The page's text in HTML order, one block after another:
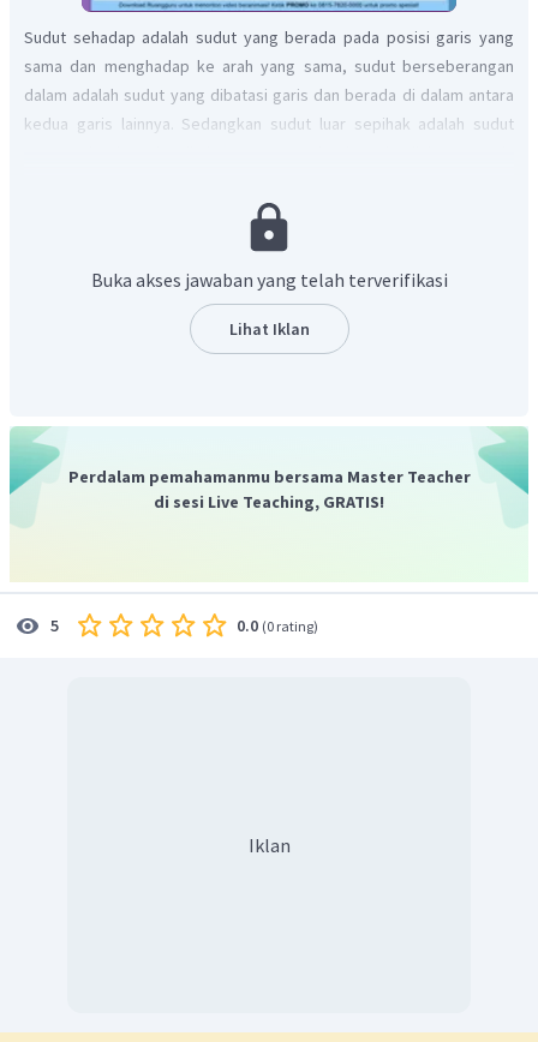
Sudut sehadap adalah sudut yang berada pada posisi garis yang
sama dan menghadap ke arah yang sama, sudut berseberangan
dalam adalah sudut yang dibatasi garis dan berada di dalam antara
kedua garis lainnya. Sedangkan sudut luar sepihak adalah sudut
Sudut 1 sehadap dengan sudut 5
Sudut 7 luar sepihak dengan sudut 4
Jadi, pasangan sudut berdasarkan hubungan sudutnya di garis
Buka akses jawaban yang telah terverifikasi
Lihat Iklan
Perdalam pemahamanmu bersama Master Teacher
di sesi Live Teaching, GRATIS!
5 0.0 (0 rating)
Iklan